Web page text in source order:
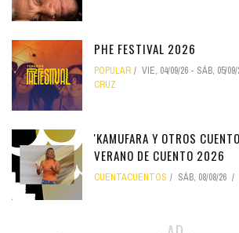
PHE FESTIVAL 2026
POPULAR VIE, 04/09/26 - SÁB, 05/09/
CRUZ
'KAMUFARA Y OTROS
VERANO DE CUENTO 2026
CUENTACUENTOS SÁB, 08/08/26